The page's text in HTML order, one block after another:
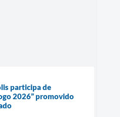
participa de
2026” promovido